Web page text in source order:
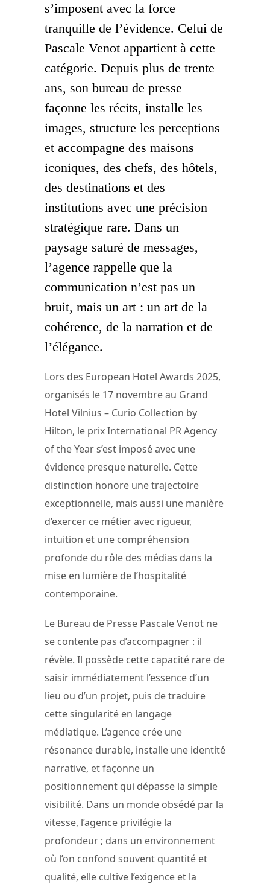
s’imposent avec la force
tranquille de l’évidence. Celui de
Pascale Venot appartient à cette
catégorie. Depuis plus de trente
ans, son bureau de presse
façonne les récits, installe les
images, structure les perceptions
et accompagne des maisons
iconiques, des chefs, des hôtels,
des destinations et des
institutions avec une précision
stratégique rare. Dans un
paysage saturé de messages,
l’agence rappelle que la
communication n’est pas un
bruit, mais un art : un art de la
cohérence, de la narration et de
l’élégance.
Lors des European Hotel Awards 2025,
organisés le 17 novembre au Grand
Hotel Vilnius – Curio Collection by
Hilton, le prix International PR Agency
of the Year s’est imposé avec une
évidence presque naturelle. Cette
distinction honore une trajectoire
exceptionnelle, mais aussi une manière
d’exercer ce métier avec rigueur,
intuition et une compréhension
profonde du rôle des médias dans la
mise en lumière de l’hospitalité
contemporaine.
Le Bureau de Presse Pascale Venot ne
se contente pas d’accompagner : il
révèle. Il possède cette capacité rare de
saisir immédiatement l’essence d’un
lieu ou d’un projet, puis de traduire
cette singularité en langage
médiatique. L’agence crée une
résonance durable, installe une identité
narrative, et façonne un
positionnement qui dépasse la simple
visibilité. Dans un monde obsédé par la
vitesse, l’agence privilégie la
profondeur ; dans un environnement
où l’on confond souvent quantité et
qualité, elle cultive l’exigence et la